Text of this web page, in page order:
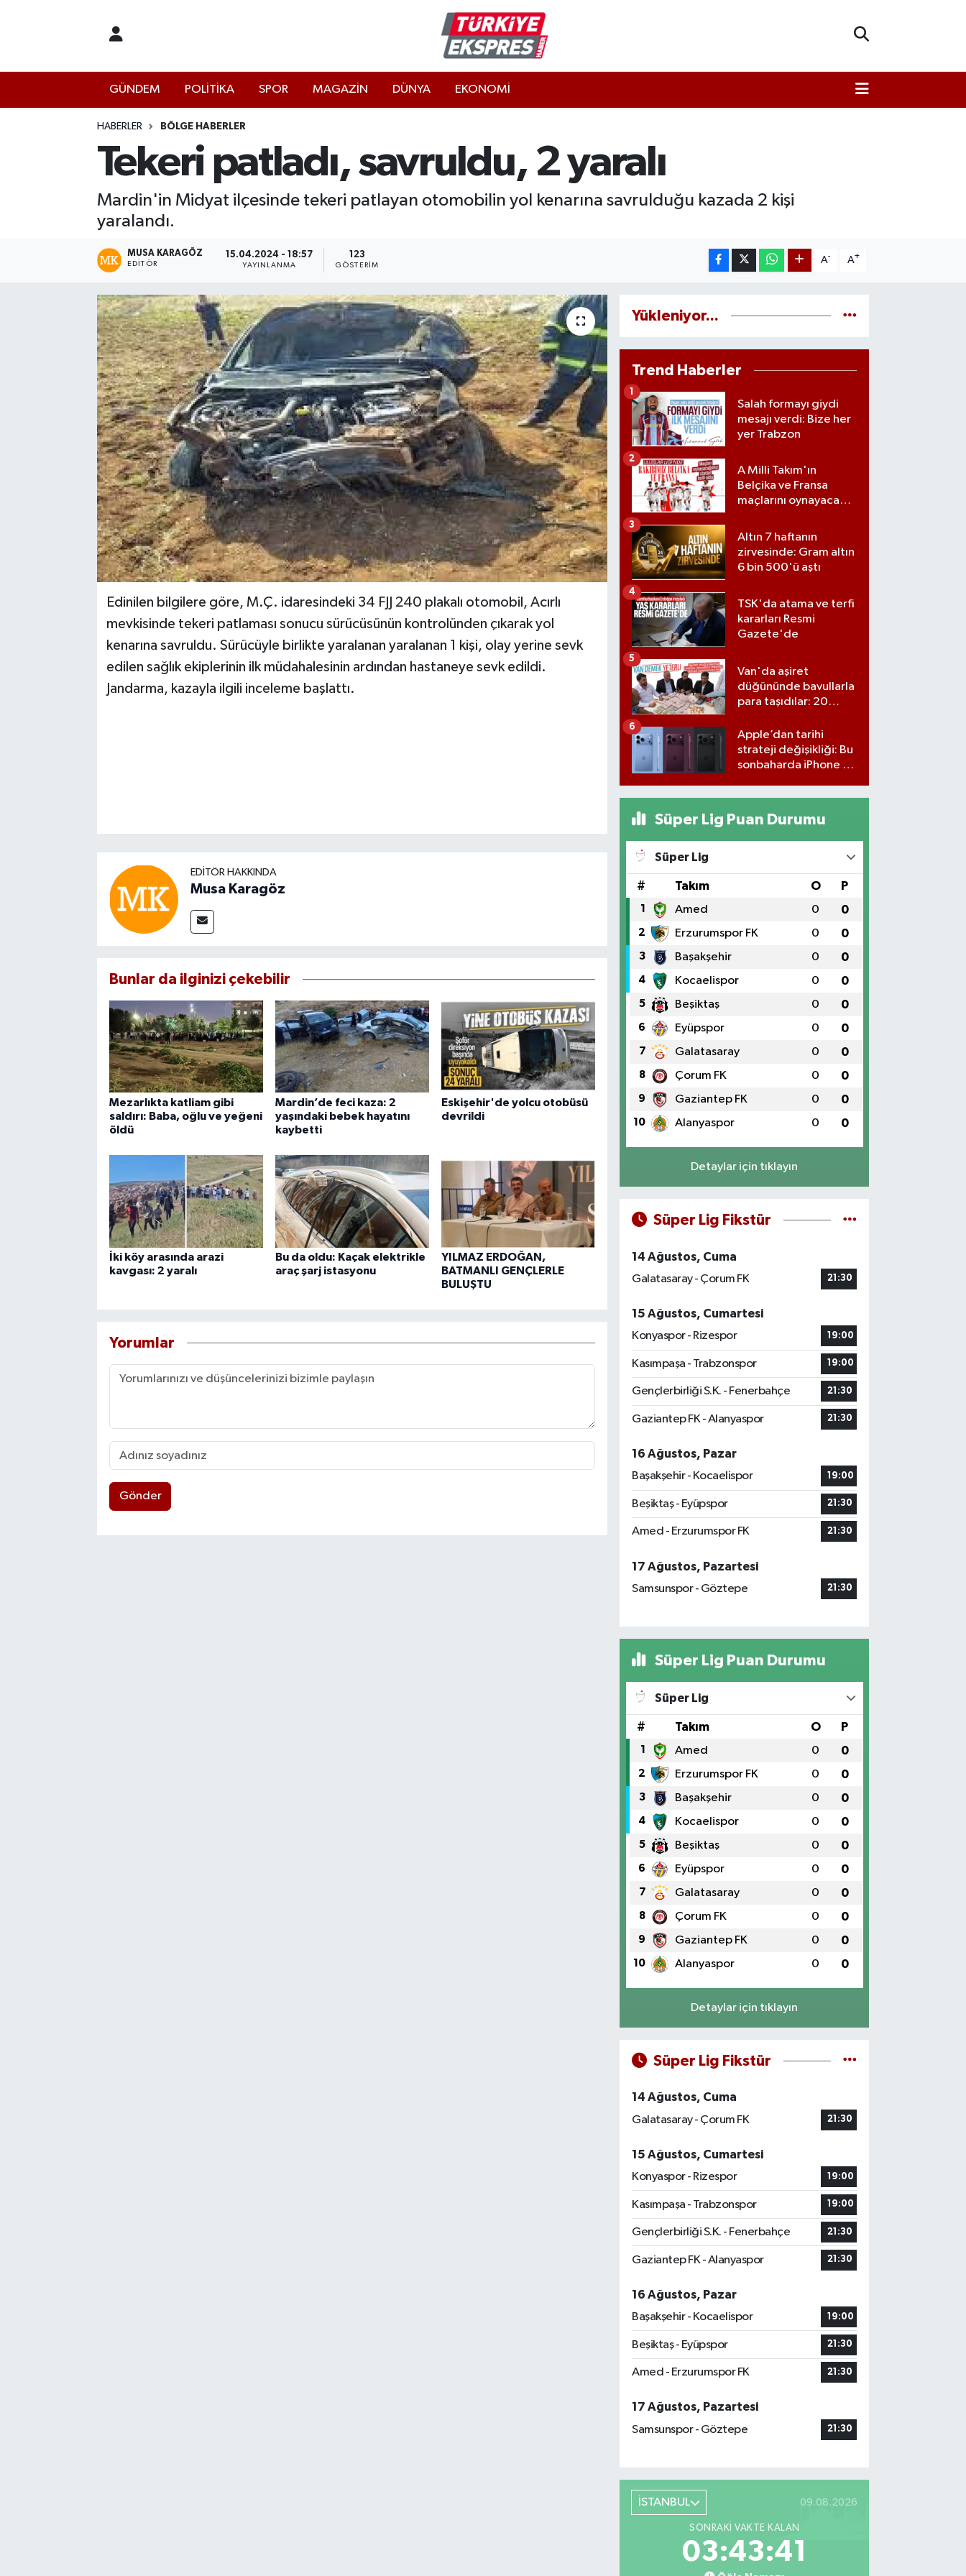
GÜNDEM POLİTİKA SPOR MAGAZİN DÜNYA EKONOMİ
HABERLER BÖLGE HABERLER
Tekeri patladı, savruldu, 2 yaralı
Mardin'in Midyat ilçesinde tekeri patlayan otomobilin yol kenarına savrulduğu kazada 2 kişi
yaralandı.
MUSA KARAGÖZ
EDITÖR
15.04.2024 - 18:57
YAYINLANMA
123
GÖSTERIM
A- A+
Edinilen bilgilere göre, M.Ç. idaresindeki 34 FJJ 240 plakalı otomobil, Acırlı
mevkisinde tekeri patlaması sonucu sürücüsünün kontrolünden çıkarak yol
kenarına savruldu. Sürücüyle birlikte yaralanan yaralanan 1 kişi, olay yerine sevk
edilen sağlık ekiplerinin ilk müdahalesinin ardından hastaneye sevk edildi.
Jandarma, kazayla ilgili inceleme başlattı.
EDITÖR HAKKINDA
Musa Karagöz
Bunlar da ilginizi çekebilir
Mezarlıkta katliam gibi
saldırı: Baba, oğlu ve yeğeni
öldü
Mardin’de feci kaza: 2
yaşındaki bebek hayatını
kaybetti
Eskişehir'de yolcu otobüsü
devrildi
İki köy arasında arazi
kavgası: 2 yaralı
Bu da oldu: Kaçak elektrikle
araç şarj istasyonu
YILMAZ ERDOĞAN,
BATMANLI GENÇLERLE
BULUŞTU
Yorumlar
Gönder
Yükleniyor...
Trend Haberler
Salah formayı giydi
mesajı verdi: Bize her
yer Trabzon
1
A Milli Takım'ın
Belçika ve Fransa
maçlarını oynayacağı
2
Altın 7 haftanın
zirvesinde: Gram altın
6 bin 500'ü aştı
3
TSK'da atama ve terfi
kararları Resmi
Gazete'de
4
Van'da aşiret
düğününde bavullarla
para taşıdılar: 20
kilolarla altın
5
Apple’dan tarihi
strateji değişikliği: Bu
sonbaharda iPhone 18
6
Süper Lig Puan Durumu
Süper Lig
# Takım O P
1 Amed 0 0
2 Erzurumspor FK 0 0
3 Başakşehir 0 0
4 Kocaelispor 0 0
5 Beşiktaş 0 0
6 Eyüpspor 0 0
7 Galatasaray 0 0
8 Çorum FK 0 0
9 Gaziantep FK 0 0
10 Alanyaspor 0 0
Detaylar için tıklayın
Süper Lig Fikstür
14 Ağustos, Cuma
Galatasaray - Çorum FK
21:30
15 Ağustos, Cumartesi
Konyaspor - Rizespor
19:00
Kasımpaşa - Trabzonspor 19:00
Gençlerbirliği S.K. - Fenerbahçe 21:30
Gaziantep FK - Alanyaspor 21:30
16 Ağustos, Pazar
Başakşehir - Kocaelispor
19:00
Beşiktaş - Eyüpspor 21:30
Amed - Erzurumspor FK 21:30
17 Ağustos, Pazartesi
Samsunspor - Göztepe
21:30
Süper Lig Puan Durumu
Süper Lig
# Takım O P
1 Amed 0 0
2 Erzurumspor FK 0 0
3 Başakşehir 0 0
4 Kocaelispor 0 0
5 Beşiktaş 0 0
6 Eyüpspor 0 0
7 Galatasaray 0 0
8 Çorum FK 0 0
9 Gaziantep FK 0 0
10 Alanyaspor 0 0
Detaylar için tıklayın
Süper Lig Fikstür
14 Ağustos, Cuma
Galatasaray - Çorum FK
21:30
15 Ağustos, Cumartesi
Konyaspor - Rizespor
19:00
Kasımpaşa - Trabzonspor 19:00
Gençlerbirliği S.K. - Fenerbahçe 21:30
Gaziantep FK - Alanyaspor 21:30
16 Ağustos, Pazar
Başakşehir - Kocaelispor
19:00
Beşiktaş - Eyüpspor 21:30
Amed - Erzurumspor FK 21:30
17 Ağustos, Pazartesi
Samsunspor - Göztepe
21:30
İSTANBUL 09.08.2026
SONRAKI VAKTE KALAN
03:43:40
İstanbul Hava Durumu
İstanbul Namaz Vakitleri
İstanbul Trafik Yoğunluk Haritası
Süper Lig Puan Durumu ve Fikstür
Son Dakika Haberleri
Haber Arşivi